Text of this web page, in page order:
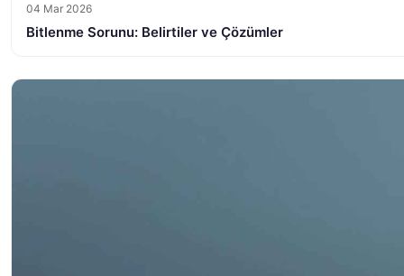
04 Mar 2026
Bitlenme Sorunu: Belirtiler ve Çözümler